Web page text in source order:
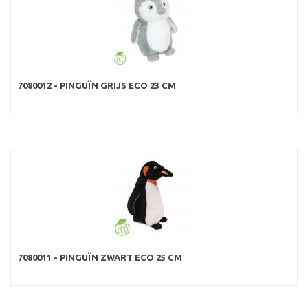
7080012 - PINGUÏN GRIJS ECO 23 CM
7080011 - PINGUÏN ZWART ECO 25 CM